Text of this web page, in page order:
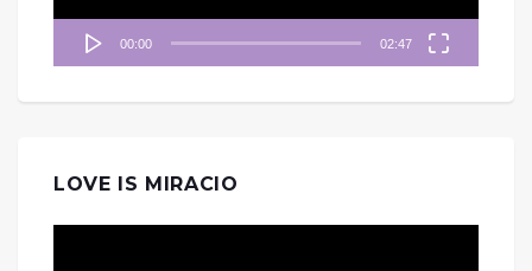
00:00 02:47
LOVE IS MIRACIO